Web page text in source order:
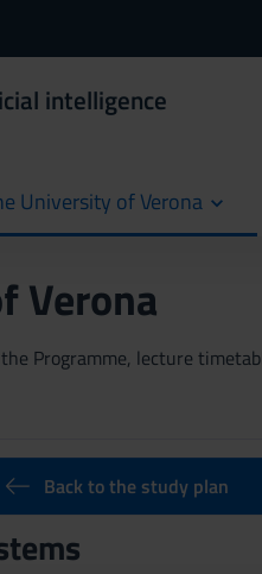
intelligence
University of Verona
Verona
Programme, lecture
Back to the study plan